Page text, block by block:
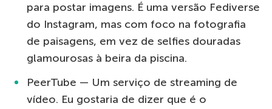
para postar imagens. É uma versão Fediverse
do Instagram, mas com foco na fotografia
de paisagens, em vez de selfies douradas
glamourosas à beira da piscina.
PeerTube — Um serviço de streaming de
vídeo. Eu gostaria de dizer que é o